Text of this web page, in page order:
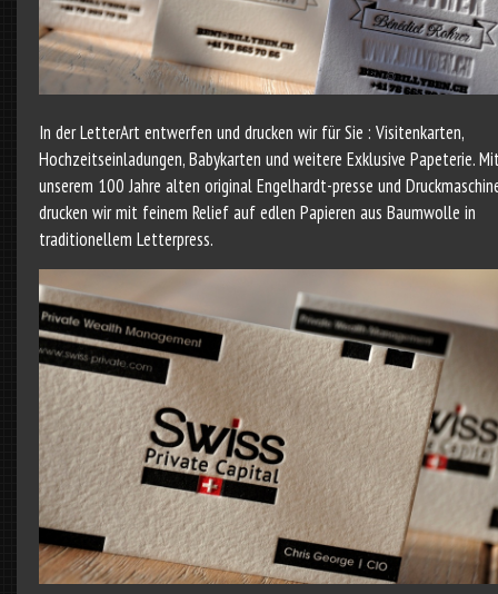
In der LetterArt entwerfen und drucken wir für Sie : Visitenkarten,
Hochzeitseinladungen, Babykarten und weitere Exklusive Papeterie.
unserem 100 Jahre alten original Engelhardt-presse und
drucken wir mit feinem Relief auf edlen Papieren aus Baumwolle in
traditionellem Letterpress.